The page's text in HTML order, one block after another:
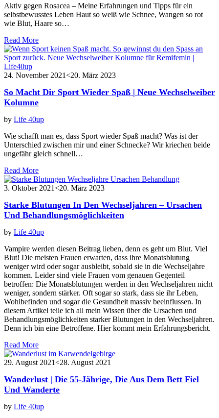
Aktiv gegen Rosacea – Meine Erfahrungen und Tipps für ein
selbstbewusstes Leben Haut so weiß wie Schnee, Wangen so rot
wie Blut, Haare so…
Read More
24. November 2021<20. März 2023
So Macht Dir Sport Wieder Spaß | Neue Wechselweiber
Kolumne
by Life 40up
Wie schafft man es, dass Sport wieder Spaß macht? Was ist der
Unterschied zwischen mir und einer Schnecke? Wir kriechen beide
ungefähr gleich schnell…
Read More
3. Oktober 2021<20. März 2023
Starke Blutungen In Den Wechseljahren – Ursachen
Und Behandlungsmöglichkeiten
by Life 40up
Vampire werden diesen Beitrag lieben, denn es geht um Blut. Viel
Blut! Die meisten Frauen erwarten, dass ihre Monatsblutung
weniger wird oder sogar ausbleibt, sobald sie in die Wechseljahre
kommen. Leider sind viele Frauen vom genauen Gegenteil
betroffen: Die Monatsblutungen werden in den Wechseljahren nicht
weniger, sondern stärker. Oft sogar so stark, dass sie ihr Leben,
Wohlbefinden und sogar die Gesundheit massiv beeinflussen. In
diesem Artikel teile ich all mein Wissen über die Ursachen und
Behandlungsmöglichkeiten starker Blutungen in den Wechseljahren.
Denn ich bin eine Betroffene. Hier kommt mein Erfahrungsbericht.
Read More
29. August 2021<28. August 2021
Wanderlust | Die 55-Jährige, Die Aus Dem Bett Fiel
Und Wanderte
by Life 40up